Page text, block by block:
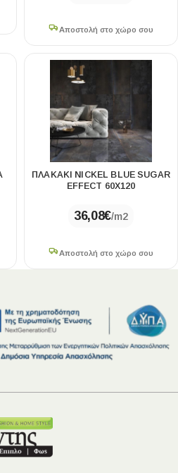
Αποστολή στο χώρο σου
ΠΛΑΚΑΚΙ NICKEL BLUE SUGAR
EFFECT 60X120
36,08€/m2
Αποστολή στο χώρο σου